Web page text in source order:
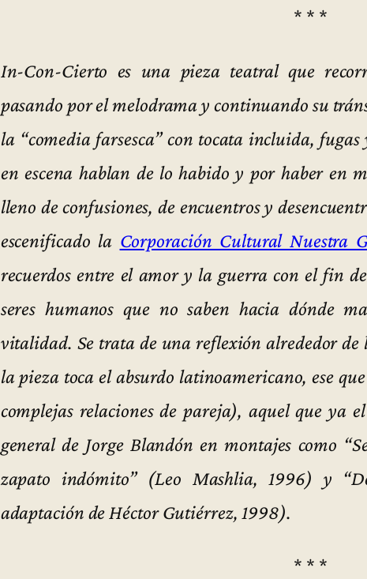
* * *
In-Con-Cierto es una pieza teatral que
pasando por el melodrama y continuando su
la “comedia farsesca” con tocata incluida,
en escena hablan de lo habido y por haber en
lleno de confusiones, de encuentros y
escenificado la Corporación Cultural Nuestra
recuerdos entre el amor y la guerra con el fin
seres humanos que no saben hacia dónde
vitalidad. Se trata de una reflexión alrededor
la pieza toca el absurdo latinoamericano, ese
complejas relaciones de pareja), aquel que ya
general de Jorge Blandón en montajes como
zapato indómito” (Leo Mashlia, 1996) y
adaptación de Héctor Gutiérrez, 1998).
* * *